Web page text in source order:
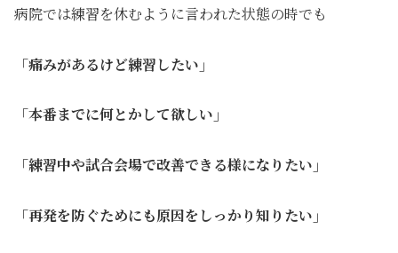
病院では練習を休むように言われた状態の時でも
「痛みがあるけど練習したい」
「本番までに何とかして欲しい」
「練習中や試合会場で改善できる様になりたい」
「再発を防ぐためにも原因をしっかり知りたい」